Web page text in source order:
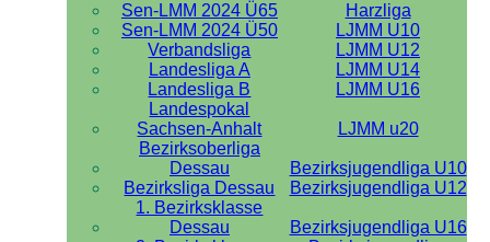
Sen-LMM 2024 Ü65
Harzliga
Sen-LMM 2024 Ü50
LJMM U10
Verbandsliga
LJMM U12
Landesliga A
LJMM U14
Landesliga B
LJMM U16
Landespokal
Sachsen-Anhalt
LJMM u20
Bezirksoberliga
Dessau
Bezirksjugendliga U10
Bezirksliga Dessau
Bezirksjugendliga U12
1. Bezirksklasse
Dessau
Bezirksjugendliga U16